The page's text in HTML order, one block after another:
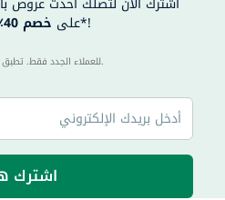
على خصم 40٪ على طلبك الأول مباشرةً*!
40 للعملاء الجدد فقط. تطبق الشروط والأحكام.
اشترك